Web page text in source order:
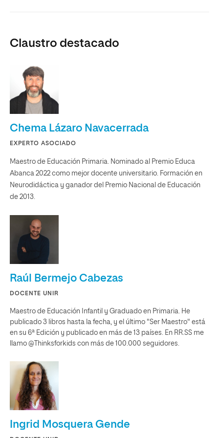
Universidad Internacional de La Rioja
Claustro destacado
Chema Lázaro Navacerrada
EXPERTO ASOCIADO
Maestro de Educación Primaria. Nominado al Premio Educa
Abanca 2022 como mejor docente universitario. Formación en
Neurodidáctica y ganador del Premio Nacional de Educación
de 2013.
Raúl Bermejo Cabezas
DOCENTE UNIR
Maestro de Educación Infantil y Graduado en Primaria. He
publicado 3 libros hasta la fecha, y el último "Ser Maestro" está
en su 6ª Edición y publicado en más de 13 países. En RR.SS me
llamo @Thinksforkids con más de 100.000 seguidores.
Ingrid Mosquera Gende